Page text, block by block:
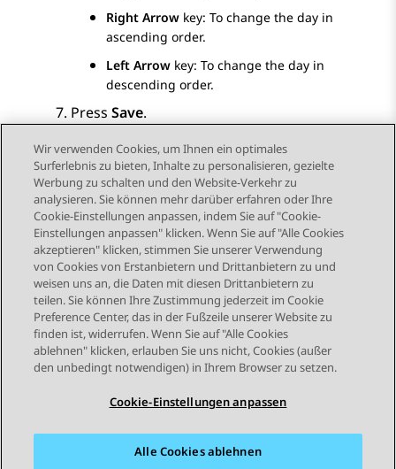
Right Arrow key: To change the day in
ascending order.
Left Arrow key: To change the day in
descending order.
Press Save.
Send Feedback
Themennavigation
Vorheriges Thema Nächstes Thema
STAY CONNECTED
Wir verwenden Cookies, um Ihnen ein optimales
Surferlebnis zu bieten, Inhalte zu personalisieren, gezielte
Werbung zu schalten und den Website-Verkehr zu
analysieren. Sie können mehr darüber erfahren oder Ihre
Cookie-Einstellungen anpassen, indem Sie auf "Cookie-
Einstellungen anpassen" klicken. Wenn Sie auf "Alle Cookies
akzeptieren" klicken, stimmen Sie unserer Verwendung
von Cookies von Erstanbietern und Drittanbietern zu und
weisen uns an, die Daten mit diesen Drittanbietern zu
teilen. Sie können Ihre Zustimmung jederzeit im Cookie
Preference Center, das in der Fußzeile unserer Website zu
finden ist, widerrufen. Wenn Sie auf "Alle Cookies
ablehnen" klicken, erlauben Sie uns nicht, Cookies (außer
den unbedingt notwendigen) in Ihrem Browser zu setzen.
Cookie-Einstellungen anpassen
Alle Cookies ablehnen